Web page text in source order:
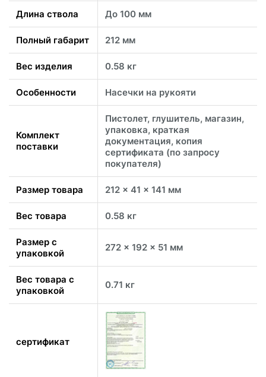
Длина ствола До 100 мм
Полный габарит 212 мм
Вес изделия 0.58 кг
Особенности Насечки на рукояти
Комплект
поставки
Пистолет, глушитель, магазин,
упаковка, краткая
документация, копия
сертификата (по запросу
покупателя)
Размер товара 212 x 41 x 141 мм
Вес товара 0.58 кг
Размер с
упаковкой
272 x 192 x 51 мм
Вес товара с
упаковкой
0.71 кг
сертификат